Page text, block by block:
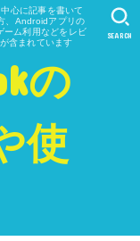
心に記事を書いて
、Androidアプリの
ーム利用などをレビ
含まれています
の
使
SEARCH